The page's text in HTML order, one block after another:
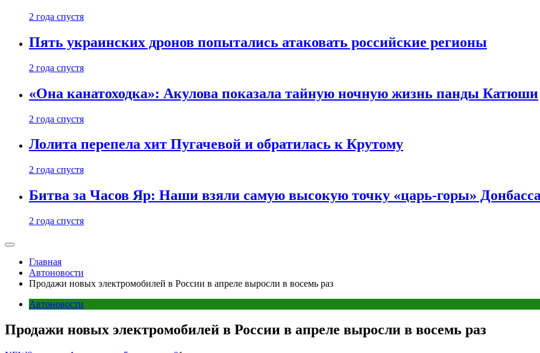
2 года спустя
Пять украинских дронов попытались атаковать российские регионы
2 года спустя
«Она канатоходка»: Акулова показала тайную ночную жизнь панды Катюши
2 года спустя
Лолита перепела хит Пугачевой и обратилась к Крутому
2 года спустя
Битва за Часов Яр: Наши взяли самую высокую точку «царь-горы»
2 года спустя
Главная
Автоновости
Продажи новых электромобилей в России в апреле выросли в восемь раз
Автоновости
Продажи новых электромобилей в России в апреле выросли в восемь раз